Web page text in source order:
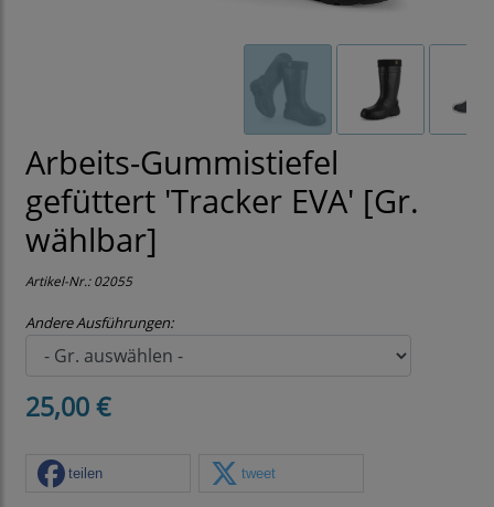
Arbeits-Gummistiefel
gefüttert 'Tracker EVA' [Gr.
wählbar]
Artikel-Nr.:02055
Andere Ausführungen:
25,00 €
teilen tweet